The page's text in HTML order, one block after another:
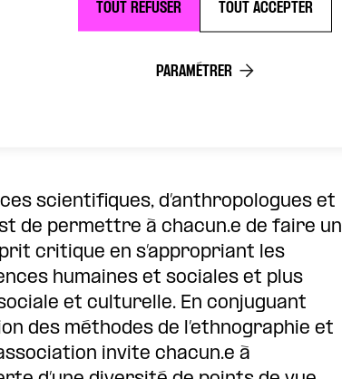
scientifiques, d’anthropologues et
de permettre à chacun.e de faire un
critique en s’appropriant les
humaines et sociales et plus
et culturelle. En conjuguant
des méthodes de l’ethnographie et
invite chacun.e à
TOUT REFUSER TOUT ACCEPTER
PARAMÉTRER